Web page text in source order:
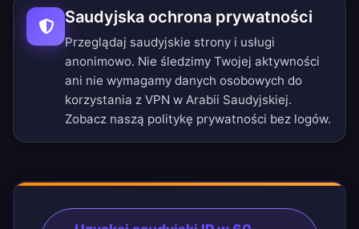
Saudyjska ochrona prywatności
Przeglądaj saudyjskie strony i usługi
anonimowo. Nie śledzimy Twojej aktywności
ani nie wymagamy danych osobowych do
korzystania z VPN w Arabii Saudyjskiej.
Zobacz naszą politykę prywatności bez logów.